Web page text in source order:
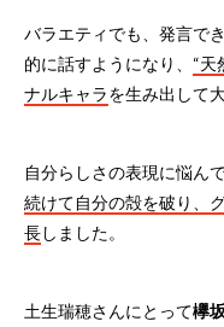
バラエティでも、発言で
的に話すようになり、 “天
ナルキャラを生み出して大
自分らしさの表現に悩ん
続けて自分の殻を破り、
長しました。
土生瑞穂さんにとって欅